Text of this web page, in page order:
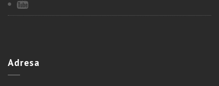
Adresa